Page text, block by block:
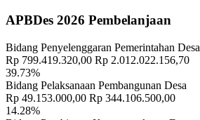
APBDes 2026 Pembelanjaan
Bidang Penyelenggaran Pemerintahan Desa
Rp 799.419.320,00 Rp 2.012.022.156,70
39.73%
Bidang Pelaksanaan Pembangunan Desa
Rp 49.153.000,00 Rp 344.106.500,00
14.28%